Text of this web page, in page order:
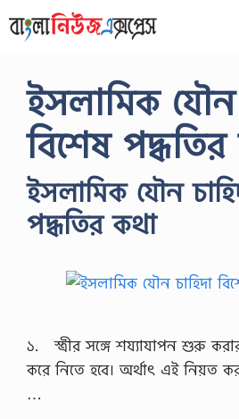
to
ইসলামিক যৌন
বিশেষ
ইসলামিক যৌন
পদ্ধতির কথা
১. স্ত্রীর সঙ্গে শয্যাযাপন শুরু
করে নিতে হবে। অর্থাৎ এই নিয়ত
…